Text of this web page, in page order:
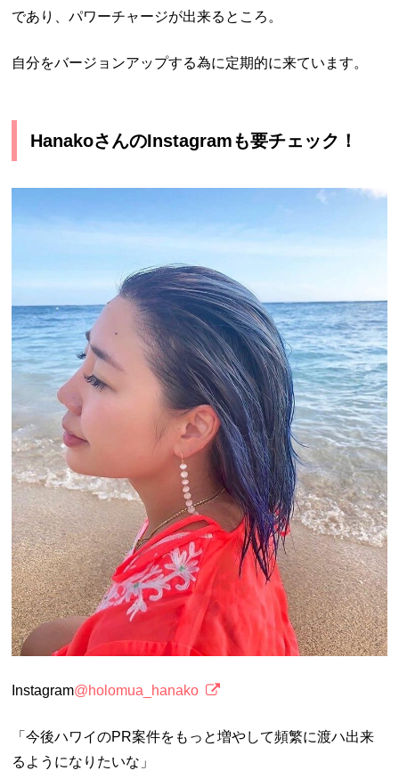
であり、パワーチャージが出来るところ。
自分をバージョンアップする為に定期的に来ています。
HanakoさんのInstagramも要チェック！
Instagram@holomua_hanako
「今後ハワイのPR案件をもっと増やして頻繁に渡ハ出来
るようになりたいな」